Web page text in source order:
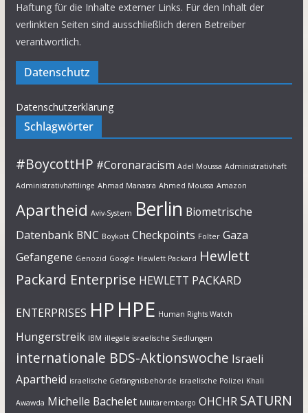
Haftung für die Inhalte externer Links. Für den Inhalt der
verlinkten Seiten sind ausschließlich deren Betreiber
verantwortlich.
Datenschutz
Datenschutzerklärung
Schlagwörter
#BoycottHP #Coronaracism Adel Moussa Administrativhaft
Administrativhäftlinge Ahmad Manasra Ahmed Moussa Amazon
Apartheid Aviv-System Berlin Biometrische
Datenbank BNC Boykott Checkpoints Folter Gaza
Gefangene Genozid Google Hewlett Packard Hewlett
Packard Enterprise HEWLETT PACKARD
ENTERPRISES HP HPE Human Rights Watch
Hungerstreik IBM illegale israelische Siedlungen
internationale BDS-Aktionswoche Israeli
Apartheid israelische Gefängnisbehörde israelische Polizei Khali
Awawda Michelle Bachelet Militärembargo OHCHR SATURN